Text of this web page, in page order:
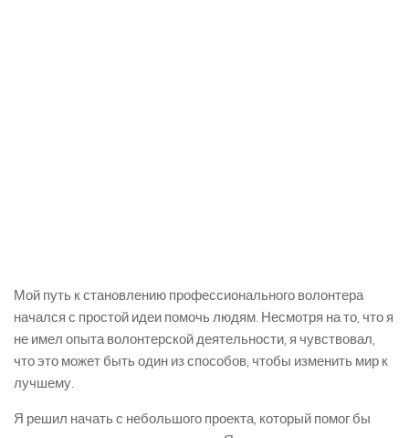
Мой путь к становлению профессионального волонтера
начался с простой идеи помочь людям. Несмотря на то, что я
не имел опыта волонтерской деятельности, я чувствовал,
что это может быть один из способов, чтобы изменить мир к
лучшему.
Я решил начать с небольшого проекта, который помог бы